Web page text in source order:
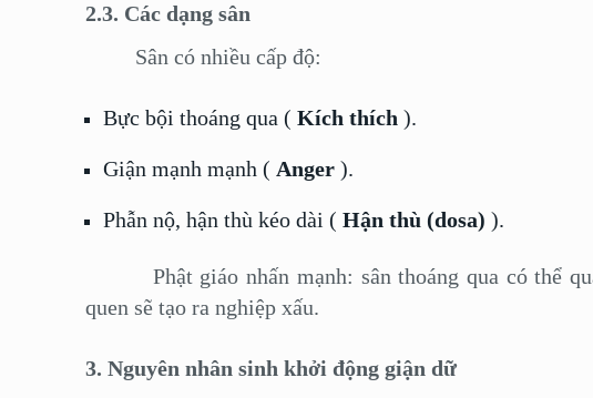
2.3. Các dạng sân
Sân có nhiều cấp độ:
Bực bội thoáng qua ( Kích thích ).
Giận mạnh mạnh ( Anger ).
Phẫn nộ, hận thù kéo dài ( Hận thù (dosa) ).
Phật giáo nhấn mạnh: sân thoáng qua có thể
quen sẽ tạo ra nghiệp xấu.
3. Nguyên nhân sinh khởi động giận dữ